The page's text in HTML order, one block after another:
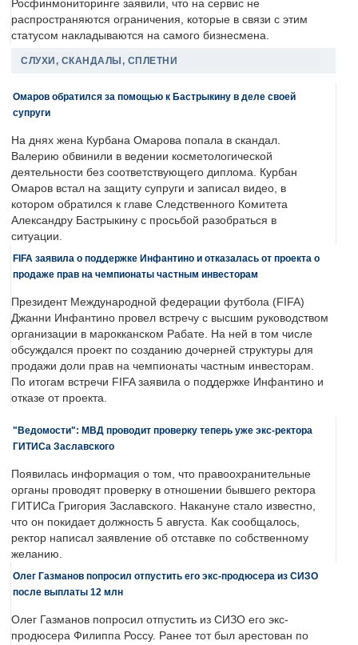
Росфинмониторинге заявили, что на сервис не
распространяются ограничения, которые в связи с этим
статусом накладываются на самого бизнесмена.
СЛУХИ, СКАНДАЛЫ, СПЛЕТНИ
Омаров обратился за помощью к Бастрыкину в деле своей
супруги
На днях жена Курбана Омарова попала в скандал.
Валерию обвинили в ведении косметологической
деятельности без соответствующего диплома. Курбан
Омаров встал на защиту супруги и записал видео, в
котором обратился к главе Следственного Комитета
Александру Бастрыкину с просьбой разобраться в
ситуации.
FIFA заявила о поддержке Инфантино и отказалась от проекта о
продаже прав на чемпионаты частным инвесторам
Президент Международной федерации футбола (FIFA)
Джанни Инфантино провел встречу с высшим руководством
организации в марокканском Рабате. На ней в том числе
обсуждался проект по созданию дочерней структуры для
продажи доли прав на чемпионаты частным инвесторам.
По итогам встречи FIFA заявила о поддержке Инфантино и
отказе от проекта.
"Ведомости": МВД проводит проверку теперь уже экс-ректора
ГИТИСа Заславского
Появилась информация о том, что правоохранительные
органы проводят проверку в отношении бывшего ректора
ГИТИСа Григория Заславского. Накануне стало известно,
что он покидает должность 5 августа. Как сообщалось,
ректор написал заявление об отставке по собственному
желанию.
Олег Газманов попросил отпустить его экс-продюсера из СИЗО
после выплаты 12 млн
Олег Газманов попросил отпустить из СИЗО его экс-
продюсера Филиппа Россу. Ранее тот был арестован по